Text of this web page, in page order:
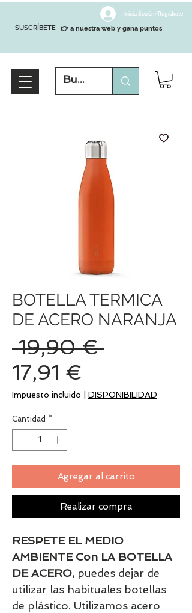
SUSCRÍBETE
Inicia Sesión/Regístrate
👉 a nuestra web y gana puntos
BOTELLA TERMICA
DE ACERO NARANJA
19,90 € Precio
17,91 €
de
Impuesto incluido DISPONIBILIDAD
Cantidad *
Agregar al carrito
Realizar compra
RESPETE EL MEDIO
AMBIENTE Con LA BOTELLA
DE ACERO, puedes dejar de
utilizar las habituales botellas
de plástico. Utilizamos acero